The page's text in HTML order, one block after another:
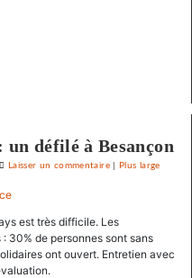
défilé à Besançon
Laisser un commentaireon
«
état
policier
| Plus large
est très difficile. Les
30% de personnes sont sans
ont ouvert. Entretien avec